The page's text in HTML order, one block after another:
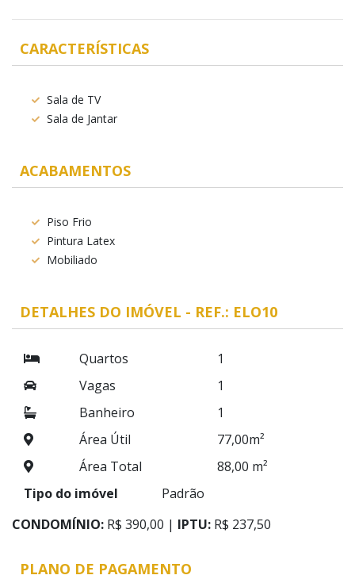
CARACTERÍSTICAS
Sala de TV
Sala de Jantar
ACABAMENTOS
Piso Frio
Pintura Latex
Mobiliado
DETALHES DO IMÓVEL - REF.: ELO10
Quartos
1
Vagas
1
Banheiro
1
Área Útil
77,00m²
Área Total
88,00 m²
Tipo do imóvel
Padrão
CONDOMÍNIO: R$ 390,00 | IPTU: R$ 237,50
PLANO DE PAGAMENTO